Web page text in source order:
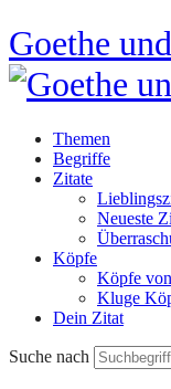
Goethe
Themen
Begriffe
Zitate
Neueste
Köpfe
Köpfe
Kluge
Dein Zitat
Suche nach